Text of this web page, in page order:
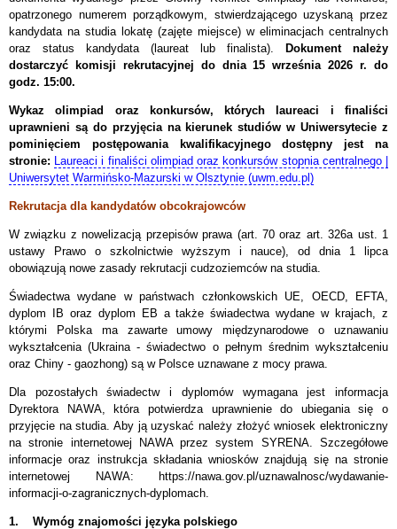
opatrzonego numerem porządkowym, stwierdzającego uzyskaną przez
kandydata na studia lokatę (zajęte miejsce) w eliminacjach centralnych
oraz status kandydata (laureat lub finalista).
Dokument należy
dostarczyć komisji rekrutacyjnej do dnia 15 września 2026 r. do
godz. 15:00.
Wykaz olimpiad oraz konkursów, których laureaci i finaliści
uprawnieni są do przyjęcia na kierunek studiów w Uniwersytecie z
pominięciem postępowania kwalifikacyjnego dostępny jest na
stronie: Laureaci i finaliści olimpiad oraz konkursów stopnia centralnego |
Uniwersytet Warmińsko-Mazurski w Olsztynie (uwm.edu.pl)
Rekrutacja dla kandydatów obcokrajowców
W związku z nowelizacją przepisów prawa (art. 70 oraz art. 326a ust. 1
ustawy Prawo o szkolnictwie wyższym i nauce), od dnia 1 lipca
obowiązują nowe zasady rekrutacji cudzoziemców na studia.
Świadectwa wydane w państwach członkowskich UE, OECD, EFTA,
dyplom IB oraz dyplom EB a także świadectwa wydane w krajach, z
którymi Polska ma zawarte umowy międzynarodowe o uznawaniu
wykształcenia (Ukraina - świadectwo o pełnym średnim wykształceniu
oraz Chiny - gaozhong) są w Polsce uznawane z mocy prawa.
Dla pozostałych świadectw i dyplomów wymagana jest informacja
Dyrektora NAWA, która potwierdza uprawnienie do ubiegania się o
przyjęcie na studia. ­Aby ją uzyskać należy złożyć wniosek elektroniczny
na stronie internetowej NAWA przez system SYRENA. Szczegółowe
informacje oraz instrukcja składania wniosków znajdują się na stronie
internetowej NAWA: https://nawa.gov.pl/uznawalnosc/wydawanie-
informacji-o-zagranicznych-dyplomach.
1. Wymóg znajomości języka polskiego